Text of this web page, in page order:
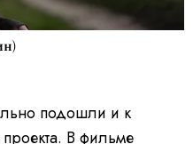
подошли и к
В фильме